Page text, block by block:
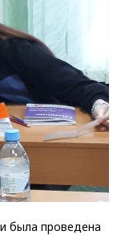
была проведена